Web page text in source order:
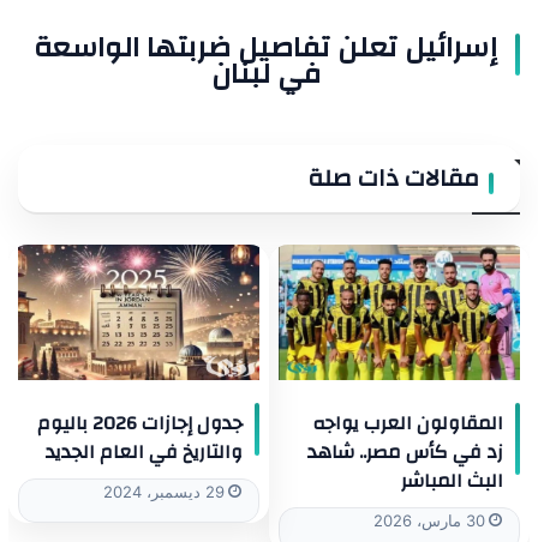
إسرائيل تعلن تفاصيل ضربتها الواسعة
في لبنان
مقالات ذات صلة
المقاولون العرب يواجه
زد في كأس مصر.. شاهد
البث المباشر
30 مارس، 2026
جدول إجازات 2026 باليوم
والتاريخ في العام الجديد
29 ديسمبر، 2024